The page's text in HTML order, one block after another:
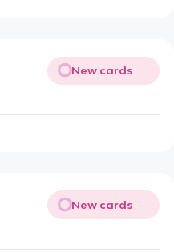
New cards
New cards